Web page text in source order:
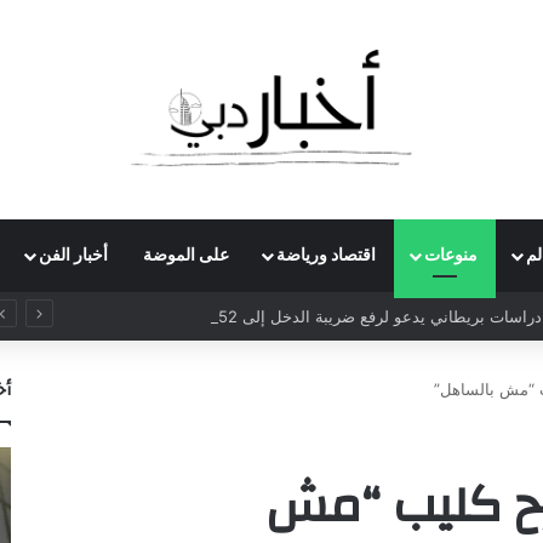
منوعات اقتصاد ورياضة على الموضة أخبار الفن
بريطاني يدعو لرفع ضريبة الدخل إلى 52%
“مش بالساهل”
كليب “مش